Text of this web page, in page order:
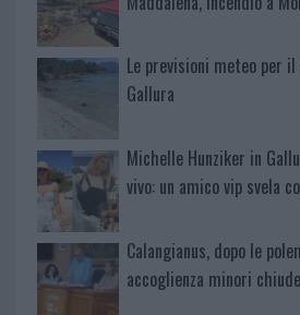
Le previsioni meteo per il
Gallura
Michelle Hunziker in
vivo: un amico vip svela
Calangianus, dopo le
accoglienza minori chiude